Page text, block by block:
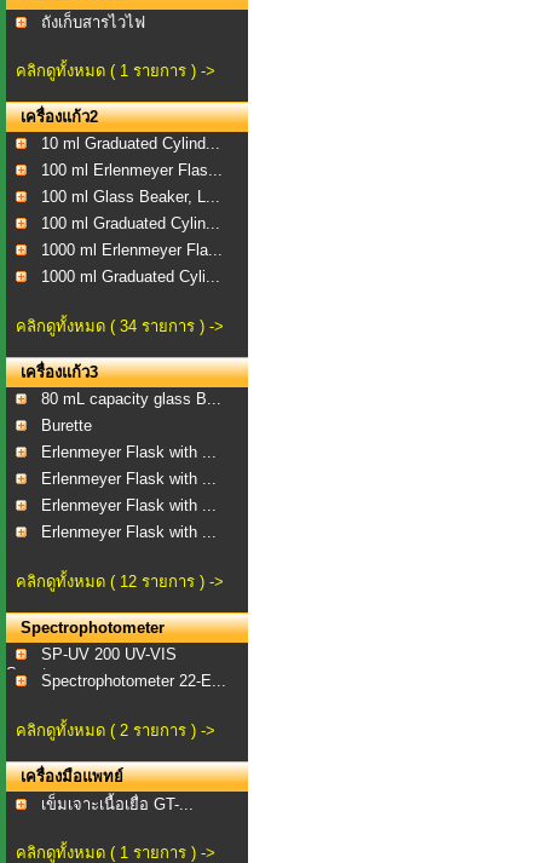
ถังเก็บสารไวไฟ
คลิกดูทั้งหมด ( 1 รายการ ) ->
เครื่องแก้ว2
10 ml Graduated Cylind...
100 ml Erlenmeyer Flas...
100 ml Glass Beaker, L...
100 ml Graduated Cylin...
1000 ml Erlenmeyer Fla...
1000 ml Graduated Cyli...
คลิกดูทั้งหมด ( 34 รายการ ) ->
เครื่องแก้ว3
80 mL capacity glass B...
Burette
Erlenmeyer Flask with ...
Erlenmeyer Flask with ...
Erlenmeyer Flask with ...
Erlenmeyer Flask with ...
คลิกดูทั้งหมด ( 12 รายการ ) ->
Spectrophotometer
SP-UV 200 UV-VIS
Spect...Spectrophotometer 22-E...
คลิกดูทั้งหมด ( 2 รายการ ) ->
เครื่องมือแพทย์
เข็มเจาะเนื้อเยื่อ GT-...
คลิกดูทั้งหมด ( 1 รายการ ) ->